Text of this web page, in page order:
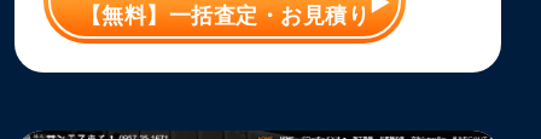
【無料】一括査定・お見積り